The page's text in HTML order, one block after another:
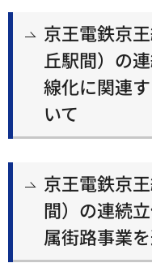
京王電鉄京
丘駅間）の
線化に関連
いて
京王電鉄京
間）の連続
属街路事業を